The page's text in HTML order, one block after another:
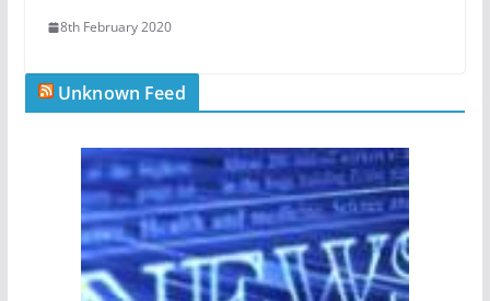
8th February 2020
Unknown Feed